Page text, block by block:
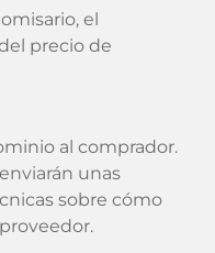
el
precio de
al comprador.
unas
sobre cómo